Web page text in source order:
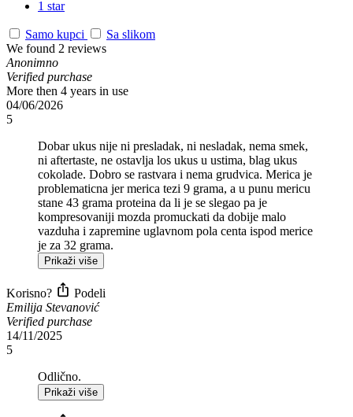
1 star
Samo kupci
Sa slikom
We found 2 reviews
Anonimno
Verified purchase
More then 4 years in use
04/06/2026
5
Dobar ukus nije ni presladak, ni nesladak, nema smek,
ni aftertaste, ne ostavlja los ukus u ustima, blag ukus
cokolade. Dobro se rastvara i nema grudvica. Merica je
problematicna jer merica tezi 9 grama, a u punu mericu
stane 43 grama proteina da li je se slegao pa je
kompresovaniji mozda promuckati da dobije malo
vazduha i zapremine uglavnom pola centa ispod merice
je za 32 grama.
Prikaži više
Korisno?
Podeli
Emilija Stevanović
Verified purchase
14/11/2025
5
Odlično.
Prikaži više